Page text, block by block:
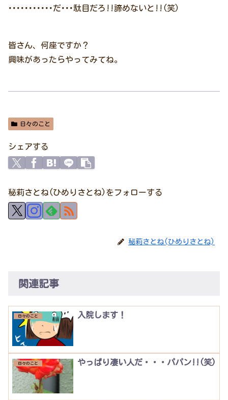
･･･････････だ･･･駄目だろ!!諦めないと!!(笑)
皆さん、何座ですか？
興味があったらやってみてね。
日々のこと
シェアする
秘莉さとね(ひめりさとね)をフォローする
秘莉さとね(ひめりさとね)
関連記事
日々のこと 入院します！
日々のこと やっぱり凄い人だ・・・パパン!!(笑)